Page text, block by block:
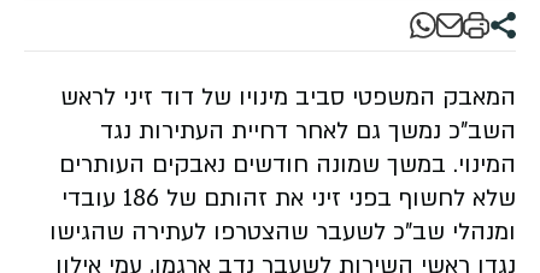
המאבק המשפטי סביב מינויו של דוד זיני לראש
השב"כ נמשך גם לאחר דחיית העתירות נגד
המינוי. במשך שמונה חודשים נאבקים העותרים
שלא לחשוף בפני זיני את זהותם של 186 עובדי
ומנהלי שב"כ לשעבר שהצטרפו לעתירה שהגישו
נגדו ראשי השירות לשעבר נדב ארגמן, עמי אילון